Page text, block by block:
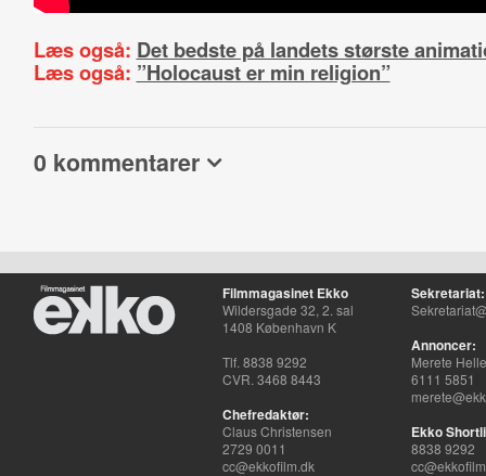
Læs også: Det bedste på landets største
Læs også: ”Holocaust er min religion”
0 kommentarer
Filmmagasinet Ekko
Wildersgade 32, 2. sal
1408 København K
Tlf. 8838 9292
CVR. 3468 8443
Chefredaktør:
Claus Christensen
2729 0011
cc@ekkofilm.dk
Sekretariat:
Annoncer:
Merete
6111 5851
Ekko
8838 9292